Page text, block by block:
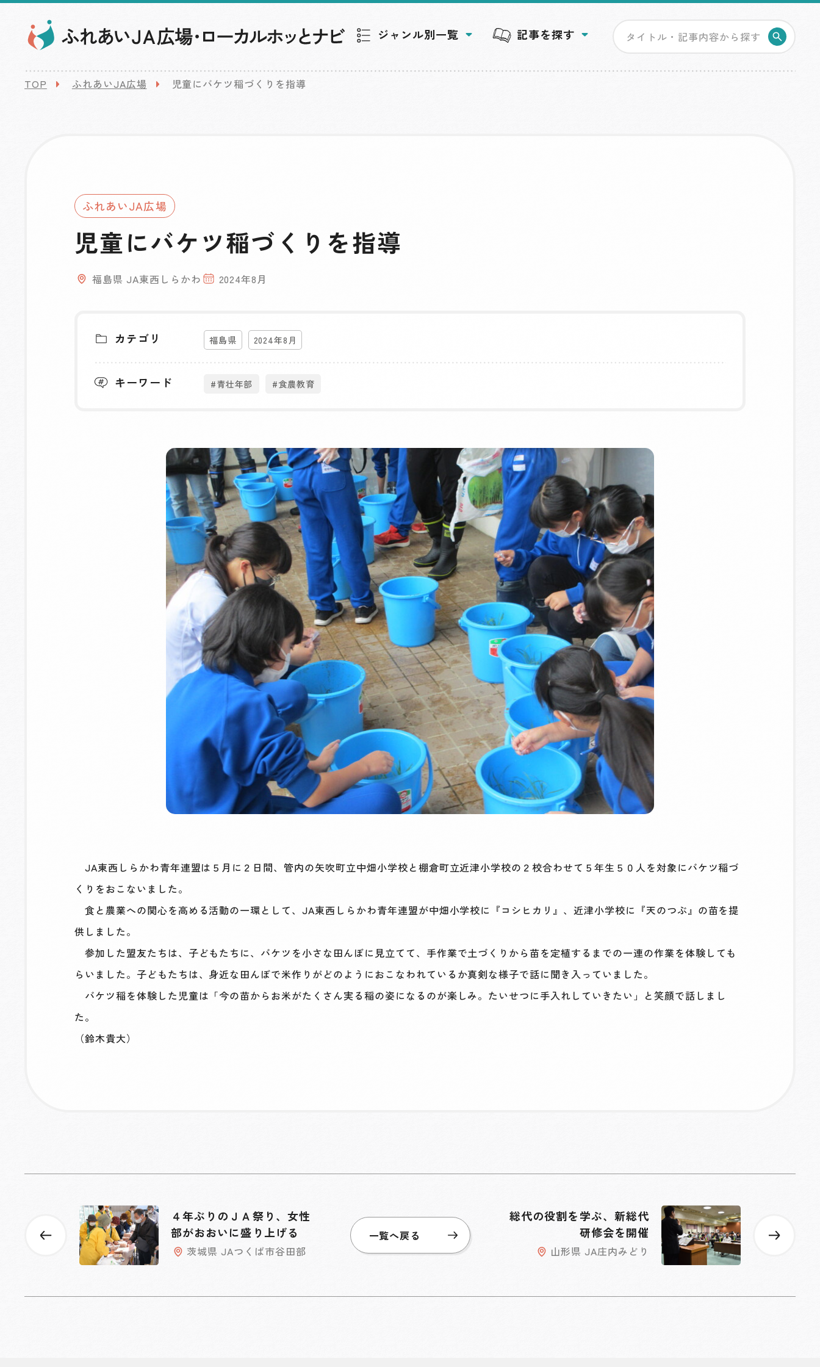
ジャンル別一覧 記事を探す
TOP ふれあいJA広場 児童にバケツ稲づくりを指導
ふれあいJA広場
児童にバケツ稲づくりを指導
福島県 JA東西しらかわ 2024年8月
カテゴリ 福島県 2024年8月
キーワード #青壮年部 #食農教育
JA東西しらかわ青年連盟は５月に２日間、管内の矢吹町立中畑小学校と棚倉町立近津小学校の２校合わせて５年生５０人を対象にバケツ稲づ
くりをおこないました。
食と農業への関心を高める活動の一環として、JA東西しらかわ青年連盟が中畑小学校に『コシヒカリ』、近津小学校に『天のつぶ』の苗を提
供しました。
参加した盟友たちは、子どもたちに、バケツを小さな田んぼに見立てて、手作業で土づくりから苗を定植するまでの一連の作業を体験しても
らいました。子どもたちは、身近な田んぼで米作りがどのようにおこなわれているか真剣な様子で話に聞き入っていました。
バケツ稲を体験した児童は「今の苗からお米がたくさん実る稲の姿になるのが楽しみ。たいせつに手入れしていきたい」と笑顔で話しまし
た。
（鈴木貴大）
４年ぶりのＪＡ祭り、女性
部がおおいに盛り上げる
茨城県 JAつくば市谷田部
総代の役割を学ぶ、新総代
研修会を開催
山形県 JA庄内みどり
一覧へ戻る